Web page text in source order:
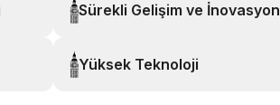
Sürekli Gelişim ve İnovasyon
Yüksek Teknoloji